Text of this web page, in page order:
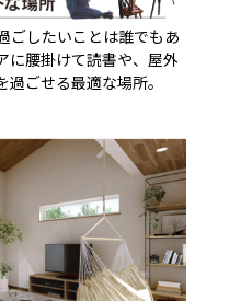
ごしたいことは誰でもあ
に腰掛けて読書や、屋外
ごせる最適な場所。